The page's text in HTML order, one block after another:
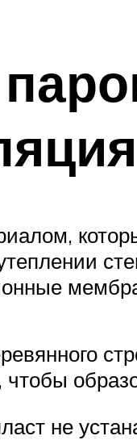
чтобы
не